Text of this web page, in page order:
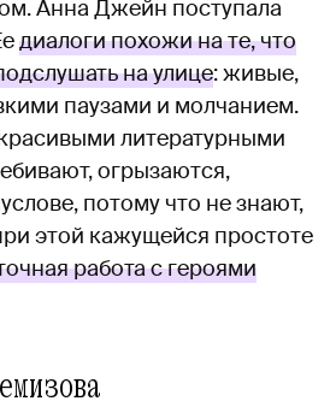
Анна Джейн поступала
диалоги похожи на те, что
на улице: живые,
паузами и молчанием.
литературными
огрызаются,
потому что не знают,
этой кажущейся простоте
работа с героями